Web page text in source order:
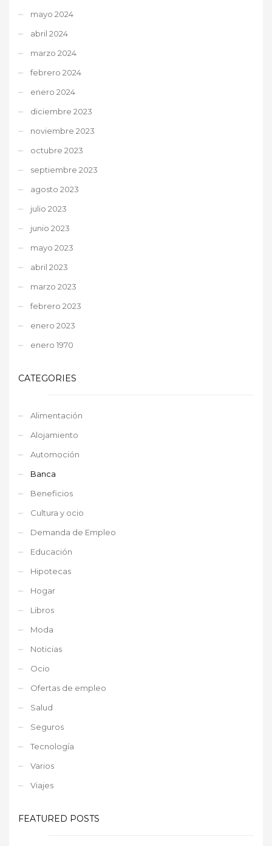
mayo 2024
abril 2024
marzo 2024
febrero 2024
enero 2024
diciembre 2023
noviembre 2023
octubre 2023
septiembre 2023
agosto 2023
julio 2023
junio 2023
mayo 2023
abril 2023
marzo 2023
febrero 2023
enero 2023
enero 1970
CATEGORIES
Alimentación
Alojamiento
Automoción
Banca
Beneficios
Cultura y ocio
Demanda de Empleo
Educación
Hipotecas
Hogar
Libros
Moda
Noticias
Ocio
Ofertas de empleo
Salud
Seguros
Tecnología
Varios
Viajes
FEATURED POSTS